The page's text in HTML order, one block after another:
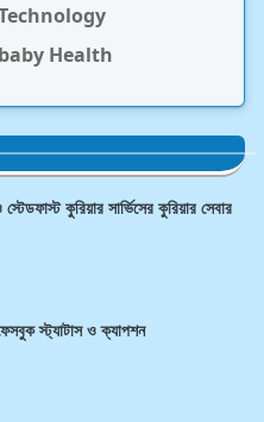
baby Health
কুরিয়ার সার্ভিসের কুরিয়ার সেবার
স্ট্যাটাস ও ক্যাপশন